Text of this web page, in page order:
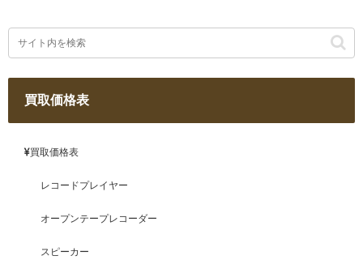
買取価格表
買取価格表
レコードプレイヤー
オープンテープレコーダー
スピーカー